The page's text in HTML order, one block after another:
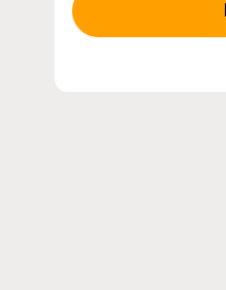
en
MotoGP :